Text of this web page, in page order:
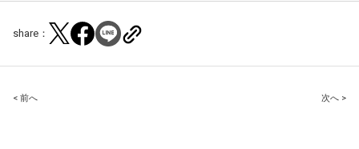
share：
Post
< 前へ 次へ >